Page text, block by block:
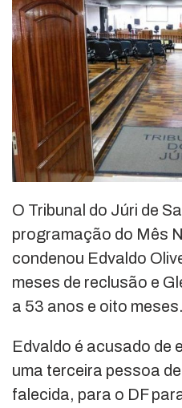
O Tribunal do Júri de
programação do Mês
condenou Edvaldo
meses de reclusão e
a 53 anos e oito meses.
Edvaldo é acusado de
uma terceira pessoa
falecida, para o DF